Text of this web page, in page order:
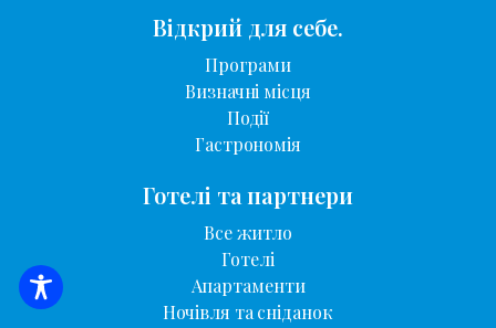
ПОШУК ЖИТЛА
Відкрий для себе.
Програми
Визначні місця
Події
Гастрономія
Готелі та партнери
Все житло
Готелі
Апартаменти
Ночівля та сніданок